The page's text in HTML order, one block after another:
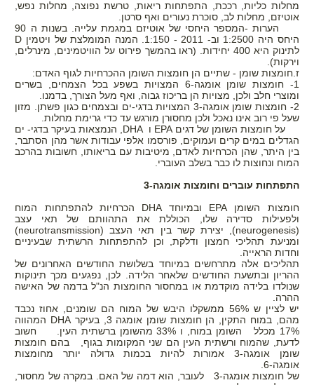
מחלות כליות, רככת, התפתחות ריאות, טרשת נפוצה, מחלות נפש,
אוטיזם, מחלות לב, סוכרת נעורים ואף סרטן.
הערות -המספר היחסי של אוטיזם במגמת עלייה. בשנות ה 90
היחס היה 1:2500 וב- 2011 - 1:150. המנה המומלצת של ויטמין
D
לתינוק היא 400 יחידות. (ראו בהמשך פירוט על הוויטמינים, מינרלים,
וירקות).
ז.חומצות שומן - שתיים הן חומצות השומן ההכרחיות לגוף האדם:
1- חומצות שומן אומגה-6 המצויות בשפע בכל הצמחים, בשרים
ומוצרי חלב ולכן, מצויות הן בריכוז גבוה, ואף מעל הצורך, בדמנו.
2- חומצות שומן אומגה-3 המצויות בדגי-ים ובצמחים כגון פשתן. מזון
שעל פי רוב אינו נאכל ולכן מחסורן מורגש עד כדי גרימת מחלות.
על חומצות השומן של דגיםEPA ו DHA, הנמצאות בעיקר בדגי- ים
הגדלים במים קרים ועמוקים, פורסמו אלפי עבודות אשר מהן הסתבר,
בין היתר, שהן הכרחיות לאדם, מיטיבות עם בריאותו, חשובות בהרכב
המוח ונחוצות לו כבר בשלב העוברי.
התפתחות עוברים וחומצות אומגה-3
חומצות השומןEPA ובמיוחדDHA הכרחיות להתפתחות המוח
ולפעילות סדירה שלו, הכוללת את התהוותם של תאי עצב
(neurogenesis), יצירת קשר בין תאי העצב ((neurotransmission
ומניעת תהליכי חמצון ודלקת, וכן להתפתחות הרשתית שבעיניים
וחדות הראייה.
תהליכים אלה מתרחשים במיוחד בשלושת החודשים האחרונים של
ההריון ובתשעת החודשים שלאחר הלידה. לכן, נפגעים מכך תינוקות
שנולדו בלידה מוקדמת או במחסור החומצות הנ"ל בדמה של האישה
ההרה.
יש לציין ש 56% ממשקלו היבש של המוח הם שומנים, אחוז נכבד
מהם, במוח התקין, הן חומצות שומן אומגה 3, בעיקר
DHA המהווה
17% מכלל השומן במוח, ו 33% מהשומן ברשתית העין. חשוב
לדעת, שהמוח ורשתית העין הם שני המקומות בגוף, בהם חומצות
שומן אומגה-3 אמורות להיות בכמות גדולה יותר מחומצות
אומגה-6.
של חומצות אומגה-3 לעובר, הוא דמה של האם. במקרה של מחסור,